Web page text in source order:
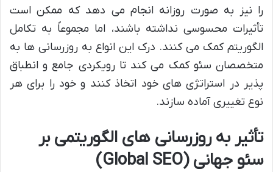
را نیز به صورت روزانه انجام می دهد که ممکن است
تأثیرات محسوسی نداشته باشند، اما مجموعاً به تکامل
الگوریتم کمک می کنند. درک این انواع به روزرسانی ها به
متخصصان سئو کمک می کند تا رویکردی جامع و انطباق
پذیر در استراتژی های خود اتخاذ کنند و خود را برای هر
نوع تغییری آماده سازند.
تأثیر به روزرسانی های الگوریتمی بر
سئو جهانی (Global SEO)